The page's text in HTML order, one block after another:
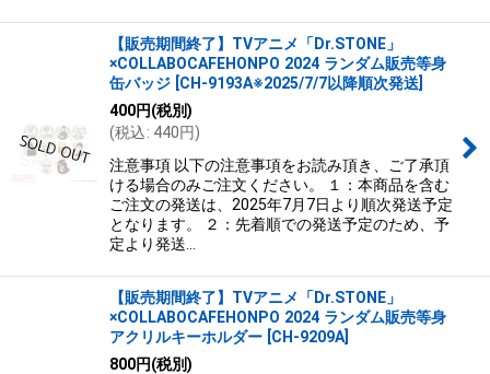
【販売期間終了】TVアニメ「Dr.STONE」
×COLLABOCAFEHONPO 2024 ランダム販売等身
缶バッジ CH-9193A※2025/7/7以降順次発送
400円(税別)
(税込: 440円)
注意事項 以下の注意事項をお読み頂き、ご了承頂
ける場合のみご注文ください。 １：本商品を含む
ご注文の発送は、2025年7月7日より順次発送予定
となります。 ２：先着順での発送予定のため、予
定より発送…
【販売期間終了】TVアニメ「Dr.STONE」
×COLLABOCAFEHONPO 2024 ランダム販売等身
アクリルキーホルダー CH-9209A
800円(税別)